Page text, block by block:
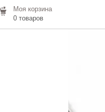
Моя корзина
0 товаров